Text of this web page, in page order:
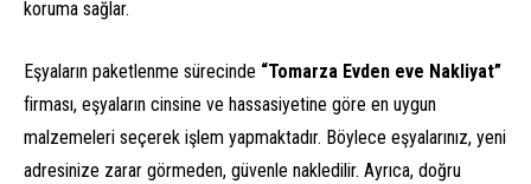
koruma sağlar.
Eşyaların paketlenme sürecinde “Tomarza Evden eve Nakliyat”
firması, eşyaların cinsine ve hassasiyetine göre en uygun
malzemeleri seçerek işlem yapmaktadır. Böylece eşyalarınız, yeni
adresinize zarar görmeden, güvenle nakledilir. Ayrıca, doğru